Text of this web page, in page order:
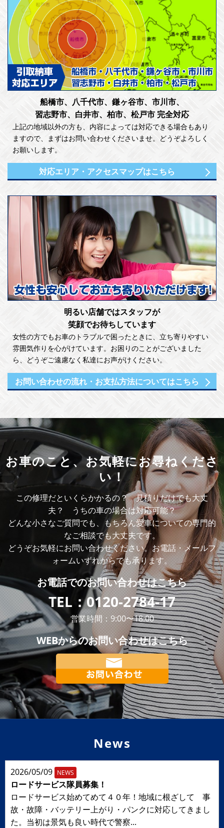
船橋市、八千代市、鎌ヶ谷市、市川市、
習志野市、白井市、柏市、松戸市 完全対応
上記の地域以外の方も、内容によっては対応できる場合もあり
ますので、まずはお問い合わせくださいませ。どうぞよろしく
お願いします。
対応エリア・アクセスマップはこちら
明るい店舗ではスタッフが
笑顔でお待ちしています
女性の方でもお車のトラブルで困ったときに、立ち寄りやすい
雰囲気作りを心がけています。お困りのことがございました
ら、どうぞご遠慮なく私達にお声がけください。
お問い合わせの流れ・ お支払方法についてはこちら
お車のこと、お気軽にお尋ねくださ
い！
この修理だといくらかかるの？ 見積りだけでも大丈
夫？ うちの車の場合は対応可能？
どんな小さなご質問でも、もちろん愛車についての専門的
なご相談でも大丈夫です。
どうぞお気軽にお問い合わせください。お電話・メールフ
ォームいずれからでも承ります。
お電話でのお問い合わせはこちら
TEL：0120-2784-17
営業時間：9:00〜18:00
WEBからのお問い合わせはこちら
News
2026/05/09 NEWS
ロードサービス隊員募集！
ロードサービス始めてめて４０年！地域に根ざして 事
故・故障・バッテリー上がり・パンクに対応してきまし
た。当初は景気も良い時代で警察...